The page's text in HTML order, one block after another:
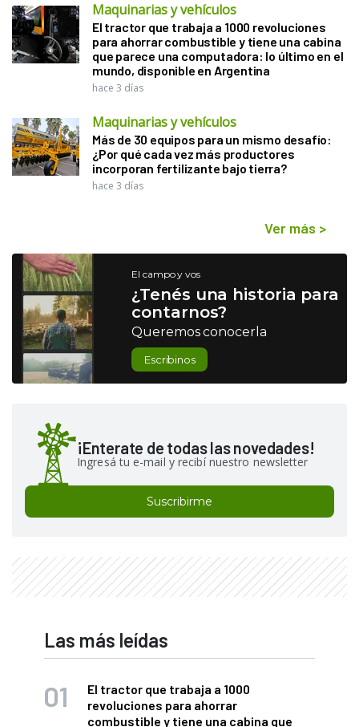
Maquinarias y vehículos
El tractor que trabaja a 1000 revoluciones
para ahorrar combustible y tiene una cabina
que parece una computadora: lo último en el
mundo, disponible en Argentina
hace 3 días
Maquinarias y vehículos
Más de 30 equipos para un mismo desafío:
¿Por qué cada vez más productores
incorporan fertilizante bajo tierra?
hace 3 días
Ver más >
El campo y vos
¿Tenés una historia para
contarnos?
Queremos conocerla
Escribinos
¡Enterate de todas las novedades!
Ingresá tu e-mail y recibí nuestro newsletter
Suscribirme
Las más leídas
El tractor que trabaja a 1000
revoluciones para ahorrar
combustible y tiene una cabina que